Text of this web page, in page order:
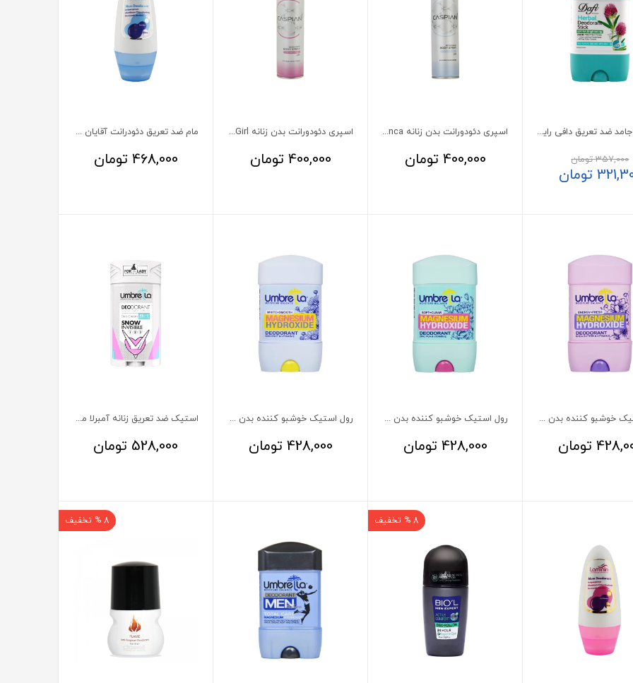
استیک جامد ضد تعریق دافی رایحه شبدر قرمز
357,000تومان
تومان
اسپری دئودورانت بدن زنانه Bianca کاسپین 150 میلی لیتر
400,000 تومان
اسپری دئودورانت بدن زنانه Gipsy Girl کاسپین 150 میلی لیتر
400,000 تومان
مام ضد تعریق دئودرانت آقایان لامینین
468,000 تومان
رول استیک خوشبو کننده بدن زنانه Energy+Fresh آمبرلا 75 میلی لیتر
تومان
رول استیک خوشبو کننده بدن زنانه Soft+Clear آمبرلا 75 میلی لیتر
428,000 تومان
رول استیک خوشبو کننده بدن زنانه White+Smooth آمبرلا 75 میلی لیتر
428,000 تومان
استیک ضد تعریق زنانه آمبرلا مدل اسنو
528,000 تومان
8 % تخفیف 8 % تخفیف